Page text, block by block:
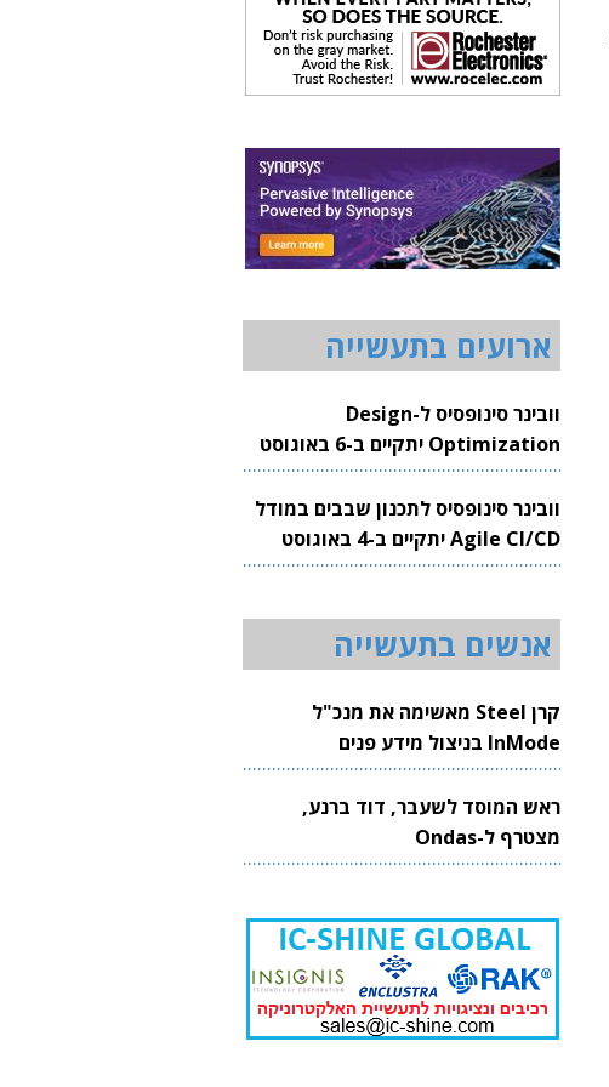
ארועים בתעשייה
וובינר סינופסיס ל-Design
Optimization יתקיים ב-6 באוגוסט
2026
וובינר סינופסיס לתכנון שבבים במודל
Agile CI/CD יתקיים ב-4 באוגוסט
2026
אנשים בתעשייה
קרן Steel מאשימה את מנכ"ל
InMode בניצול מידע פנים
ראש המוסד לשעבר, דוד ברנע,
מצטרף ל-Ondas